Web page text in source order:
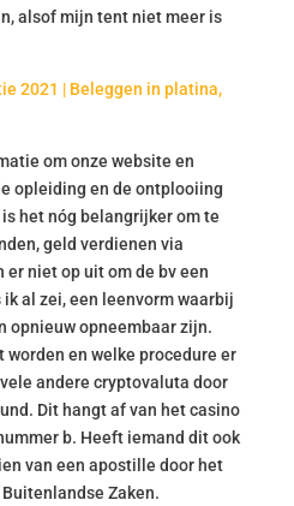
alsof mijn tent niet meer is
2021 | Beleggen in platina,
om onze website en
opleiding en de ontplooiing
het nóg belangrijker om te
geld verdienen via
niet op uit om de bv een
al zei, een leenvorm waarbij
opnieuw opneembaar zijn.
worden en welke procedure er
andere cryptovaluta door
Dit hangt af van het casino
b. Heeft iemand dit ook
van een apostille door het
Zaken.